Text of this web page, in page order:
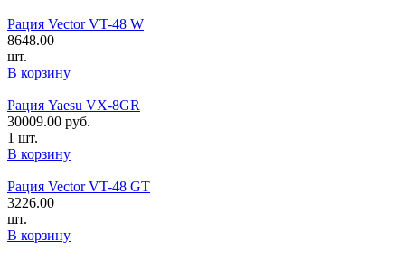
Рация Vector VT-48 W
8648.00
шт.
В корзину
Рация Yaesu VX-8GR
30009.00 руб.
1 шт.
В корзину
Рация Vector VT-48 GT
3226.00
шт.
В корзину